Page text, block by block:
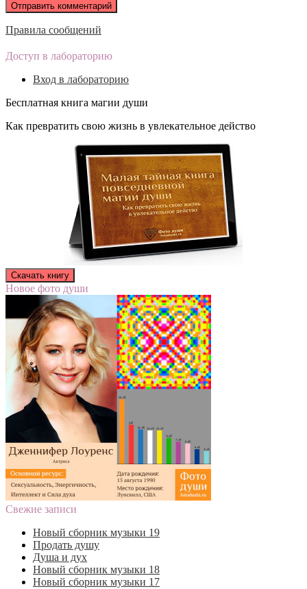
Правила сообщений
Доступ в лабораторию
Вход в лабораторию
Бесплатная книга магии души
Как превратить свою жизнь в увлекательное действо
Новое фото души
Свежие записи
Новый сборник музыки 19
Продать душу
Душа и дух
Новый сборник музыки 18
Новый сборник музыки 17